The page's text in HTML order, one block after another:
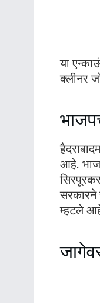
या
क्लीनर
आहे.
सरकारने
म्हटले